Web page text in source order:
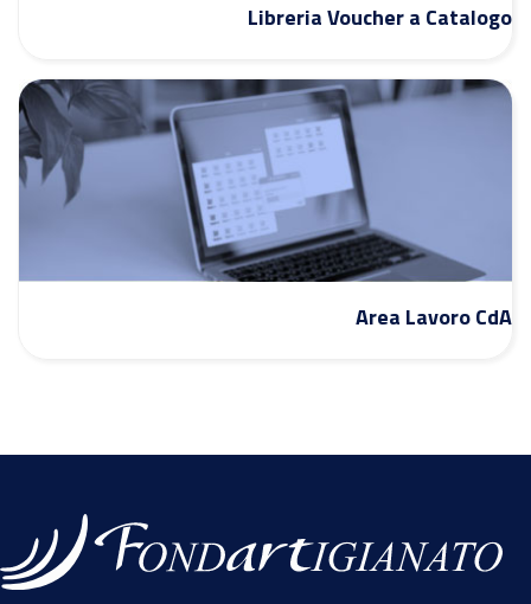
Libreria Voucher a Catalogo
Area Lavoro CdA